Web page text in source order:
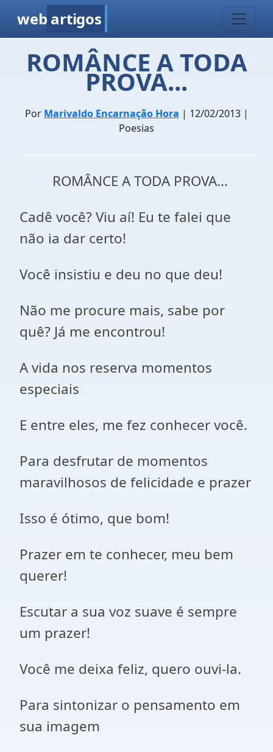
web artigos
ROMÂNCE A TODA
PROVA...
Por Marivaldo Encarnação Hora | 12/02/2013 |
Poesias
ROMÂNCE A TODA PROVA...
Cadê você? Viu aí! Eu te falei que
não ia dar certo!
Você insistiu e deu no que deu!
Não me procure mais, sabe por
quê? Já me encontrou!
A vida nos reserva momentos
especiais
E entre eles, me fez conhecer você.
Para desfrutar de momentos
maravilhosos de felicidade e prazer
Isso é ótimo, que bom!
Prazer em te conhecer, meu bem
querer!
Escutar a sua voz suave é sempre
um prazer!
Você me deixa feliz, quero ouvi-la.
Para sintonizar o pensamento em
sua imagem